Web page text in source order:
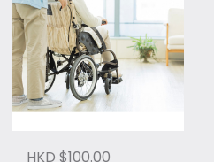
HKD $100.00